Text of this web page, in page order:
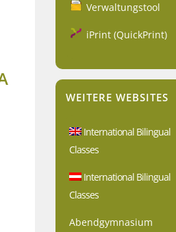
Verwaltungstool
iPrint (QuickPrint)
WEITERE WEBSITES
International Bilingual
Classes
International Bilingual
Classes
Abendgymnasium